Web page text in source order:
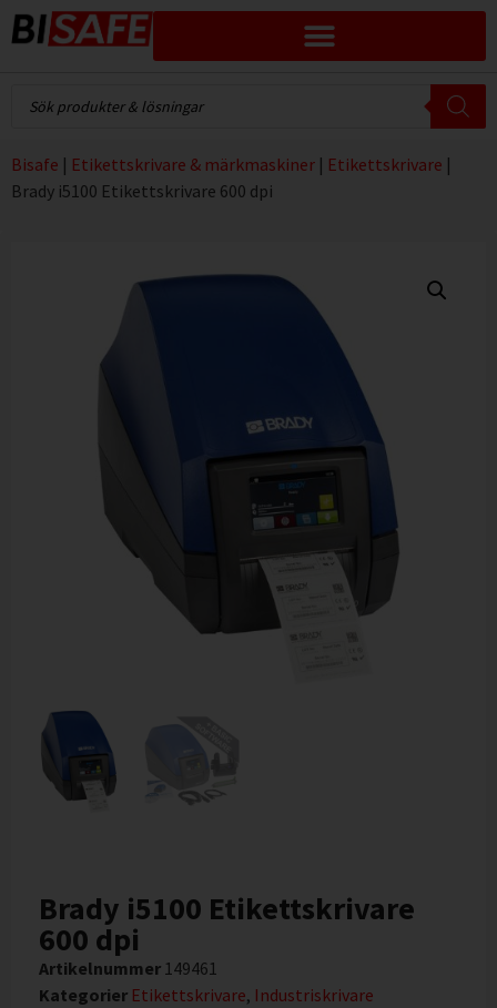
Bisafe | Etikettskrivare & märkmaskiner | Etikettskrivare |
Brady i5100 Etikettskrivare 600 dpi
Brady i5100 Etikettskrivare
600 dpi
Artikelnummer 149461
Kategorier Etikettskrivare, Industriskrivare